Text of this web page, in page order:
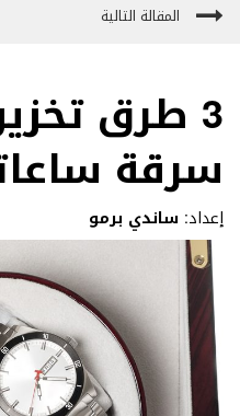
المقالة التالية
3 طرق
سرقة
إعداد: ساندي برمو